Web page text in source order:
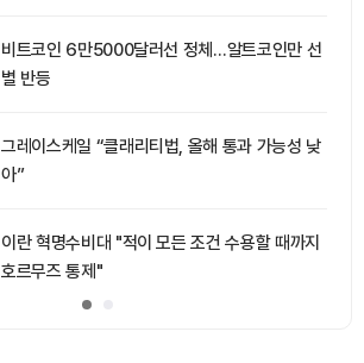
비트코인 6만5000달러선 정체…알트코인만 선
별 반등
그레이스케일 “클래리티법, 올해 통과 가능성 낮
아”
이란 혁명수비대 "적이 모든 조건 수용할 때까지
호르무즈 통제"